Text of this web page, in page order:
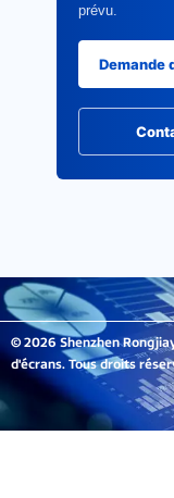
prévu.
Demande
© 2026 Shenzhen
d'écrans. Tous droits